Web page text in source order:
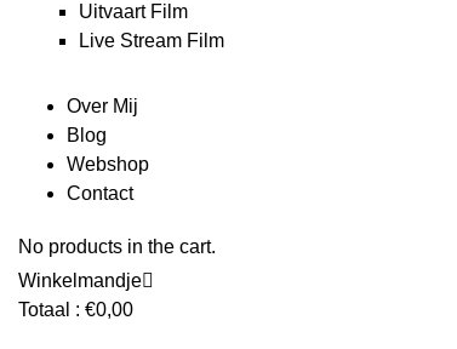
Uitvaart Film
Live Stream Film
Over Mij
Blog
Webshop
Contact
No products in the cart.
Winkelmandje
Totaal : €0,00